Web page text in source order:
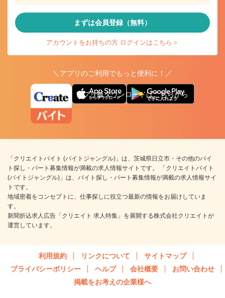
まずは会員登録（無料）
アカウントをお持ちの方 ログインはこちら＞
＼アプリのご利用でもっと便利に！／
アプリ版ダウンロードはこちらから
「クリエイトバイト (バイトジャングル)」は、茨城県日立市・その他のバイ
ト探し・パート募集情報が満載の求人情報サイトです。 「クリエイトバイト
(バイトジャングル)」は、バイト探し・パート募集情報が満載の求人情報サイ
トです。
地域密着をコンセプトに、仕事探しに役立つ最新の情報をお届けしていま
す。
新聞折込求人広告「クリエイト 求人特集」を展開する株式会社クリエイトが
運営しています。
利用規約 リンクについて
サイトマップ
プライバシーポリシー
ヘルプ 会社概要
お問い合わせ
掲載をお考えの企業様へ